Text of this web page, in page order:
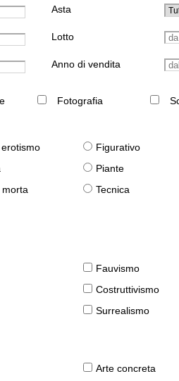
Asta
Lotto
Anno di vendita
Fotografia
Figurativo
Piante
morta Tecnica
Fauvismo
Costruttivismo
Surrealismo
Arte concreta